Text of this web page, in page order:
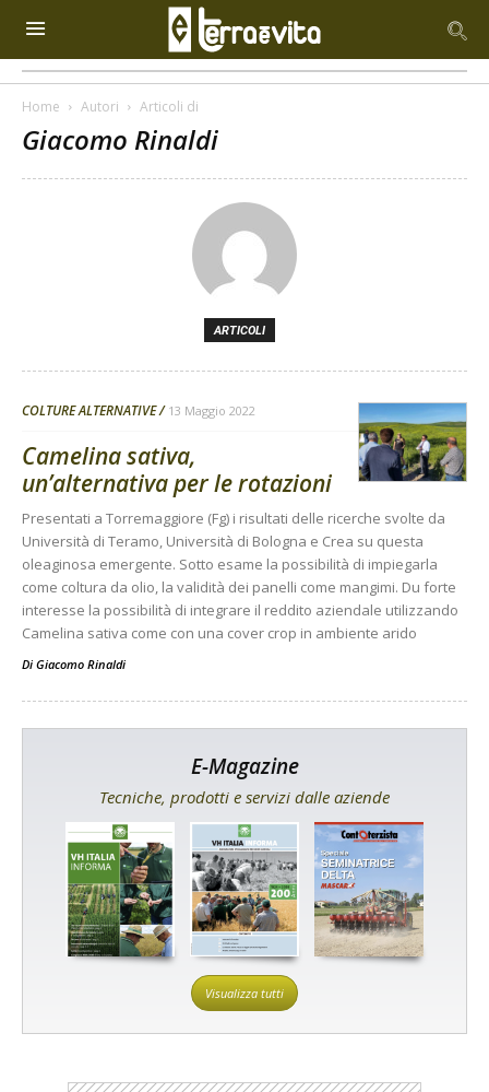
Home Autori Articoli di
Giacomo Rinaldi
ARTICOLI
COLTURE ALTERNATIVE 13 Maggio 2022
Camelina sativa,
un’alternativa per le rotazioni
Presentati a Torremaggiore (Fg) i risultati delle ricerche svolte da
Università di Teramo, Università di Bologna e Crea su questa
oleaginosa emergente. Sotto esame la possibilità di impiegarla
come coltura da olio, la validità dei panelli come mangimi. Du forte
interesse la possibilità di integrare il reddito aziendale utilizzando
Camelina sativa come con una cover crop in ambiente arido
Di Giacomo Rinaldi
E-Magazine
Tecniche, prodotti e servizi dalle aziende
Visualizza tutti